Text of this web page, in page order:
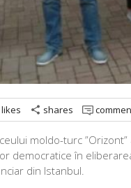
likes share shares
moldo-turc
democratice în
din Istanbul.